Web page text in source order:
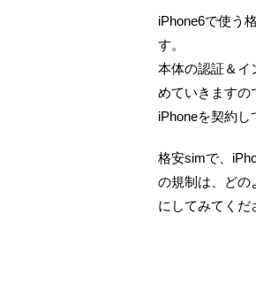
iPhone6で使う
す。
本体の認証＆イ
めていきますの
iPhoneを契約し
格安simで、
の規制は、どの
にしてみてくだ